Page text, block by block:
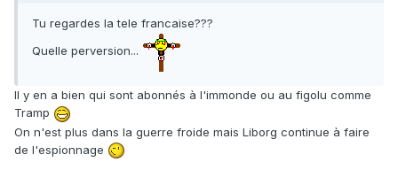
Tu regardes la tele francaise???
Quelle perversion...
Il y en a bien qui sont abonnés à l'immonde ou au figolu comme
Tramp
On n'est plus dans la guerre froide mais Liborg continue à faire
de l'espionnage